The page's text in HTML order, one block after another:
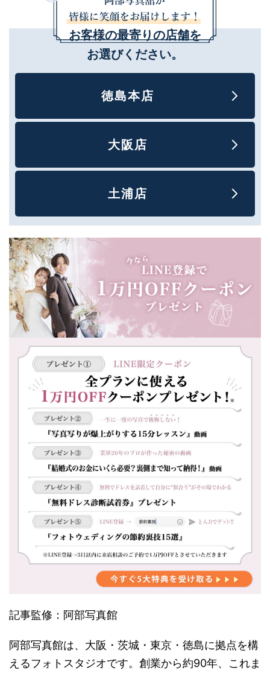
お客様の最寄りの店舗を
お選びください。
徳島本店
大阪店
土浦店
記事監修：阿部写真館
阿部写真館は、大阪・茨城・東京・徳島に拠点を構
えるフォトスタジオです。創業から約90年、これま